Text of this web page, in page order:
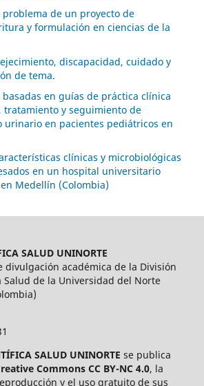
de un proyecto de
y formulación en ciencias de la
discapacidad, cuidado y
de tema.
basadas en guías de práctica clínica
tratamiento y seguimiento de
urinario en pacientes pediátricos en
clínicas y microbiológicas
en un hospital universitario
Medellín (Colombia)
SALUD UNINORTE
divulgación académica de la División
Salud de la Universidad del Norte
SALUD UNINORTE se publica
Commons CC BY-NC 4.0, la
y el uso gratuito de sus